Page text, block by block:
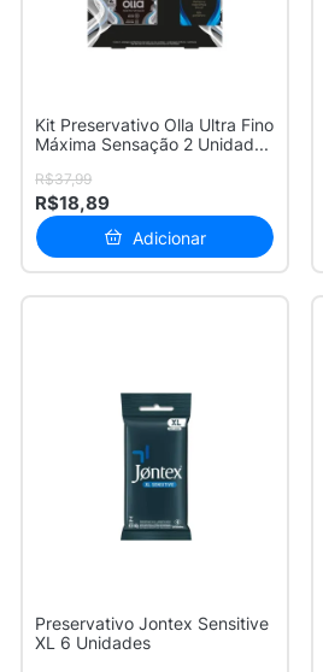
Kit Preservativo Olla Ultra Fino
Máxima Sensação 2 Unidad...
R$37,99
R$18,89
Adicionar
Preservativo Jontex Sensitive
XL 6 Unidades